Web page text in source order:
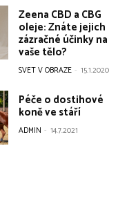
Zeena CBD a CBG
oleje: Znáte jejich
zázračné účinky na
vaše tělo?
SVET V OBRAZE - 15.1.2020
Péče o dostihové
koně ve stáří
ADMIN - 14.7.2021